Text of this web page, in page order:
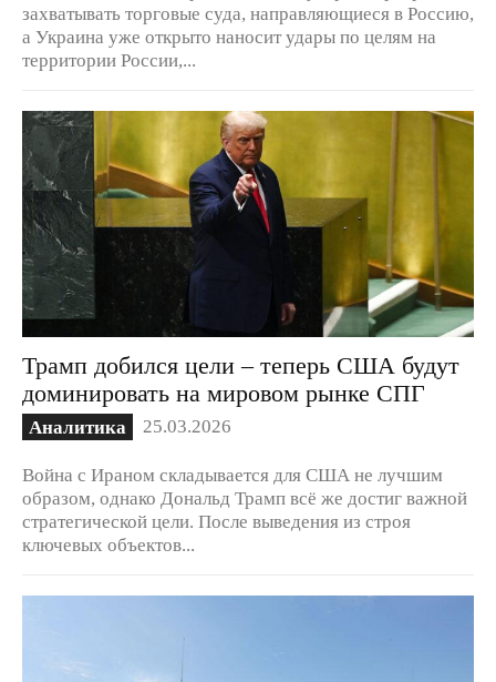
захватывать торговые суда, направляющиеся в Россию,
а Украина уже открыто наносит удары по целям на
территории России,...
Трамп добился цели – теперь США будут
доминировать на мировом рынке СПГ
Аналитика 25.03.2026
Война с Ираном складывается для США не лучшим
образом, однако Дональд Трамп всё же достиг важной
стратегической цели. После выведения из строя
ключевых объектов...